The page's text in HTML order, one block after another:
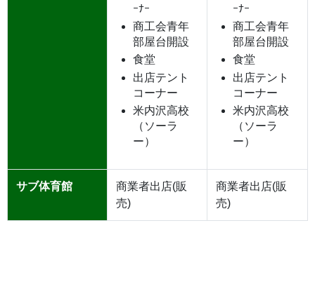
ｰﾅｰ
商工会青年
部屋台開設
食堂
出店テント
コーナー
米内沢高校
（ソーラ
ー）
ｰﾅｰ
商工会青年
部屋台開設
食堂
出店テント
コーナー
米内沢高校
（ソーラ
ー）
サブ体育館
商業者出店(販
売)
商業者出店(販
売)